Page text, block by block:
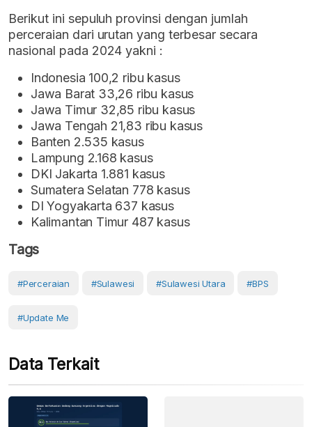
Berikut ini sepuluh provinsi dengan jumlah
perceraian dari urutan yang terbesar secara
nasional pada 2024 yakni :
Indonesia 100,2 ribu kasus
Jawa Barat 33,26 ribu kasus
Jawa Timur 32,85 ribu kasus
Jawa Tengah 21,83 ribu kasus
Banten 2.535 kasus
Lampung 2.168 kasus
DKI Jakarta 1.881 kasus
Sumatera Selatan 778 kasus
DI Yogyakarta 637 kasus
Kalimantan Timur 487 kasus
Tags
#Perceraian #Sulawesi #Sulawesi Utara #BPS
#Update Me
Data Terkait